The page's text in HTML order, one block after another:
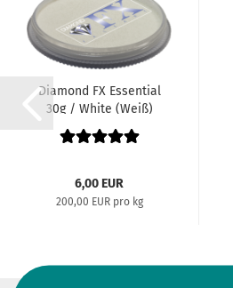
Diamond FX Essential
30g / White (Weiß)
6,00 EUR
200,00 EUR pro kg